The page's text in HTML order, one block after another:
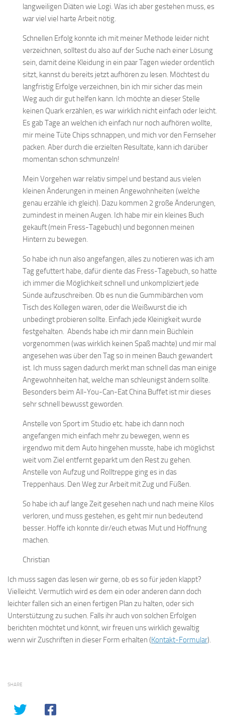
langweiligen Diäten wie Logi. Was ich aber gestehen muss, es
war viel viel harte Arbeit nötig.
Schnellen Erfolg konnte ich mit meiner Methode leider nicht
verzeichnen, solltest du also auf der Suche nach einer Lösung
sein, damit deine Kleidung in ein paar Tagen wieder ordentlich
sitzt, kannst du bereits jetzt aufhören zu lesen. Möchtest du
langfristig Erfolge verzeichnen, bin ich mir sicher das mein
Weg auch dir gut helfen kann. Ich möchte an dieser Stelle
keinen Quark erzählen, es war wirklich nicht einfach oder leicht.
Es gab Tage an welchen ich einfach nur noch aufhören wollte,
mir meine Tüte Chips schnappen, und mich vor den Fernseher
packen. Aber durch die erzielten Resultate, kann ich darüber
momentan schon schmunzeln!
Mein Vorgehen war relativ simpel und bestand aus vielen
kleinen Änderungen in meinen Angewohnheiten (welche
genau erzähle ich gleich). Dazu kommen 2 große Änderungen,
zumindest in meinen Augen. Ich habe mir ein kleines Buch
gekauft (mein Fress-Tagebuch) und begonnen meinen
Hintern zu bewegen.
So habe ich nun also angefangen, alles zu notieren was ich am
Tag gefuttert habe, dafür diente das Fress-Tagebuch, so hatte
ich immer die Möglichkeit schnell und unkompliziert jede
Sünde aufzuschreiben. Ob es nun die Gummibärchen vom
Tisch des Kollegen waren, oder die Weißwurst die ich
unbedingt probieren sollte. Einfach jede Kleinigkeit wurde
festgehalten. Abends habe ich mir dann mein Büchlein
vorgenommen (was wirklich keinen Spaß machte) und mir mal
angesehen was über den Tag so in meinen Bauch gewandert
ist. Ich muss sagen dadurch merkt man schnell das man einige
Angewohnheiten hat, welche man schleunigst ändern sollte.
Besonders beim All-You-Can-Eat China Buffet ist mir dieses
sehr schnell bewusst geworden.
Anstelle von Sport im Studio etc. habe ich dann noch
angefangen mich einfach mehr zu bewegen, wenn es
irgendwo mit dem Auto hingehen musste, habe ich möglichst
weit vom Ziel entfernt geparkt um den Rest zu gehen.
Anstelle von Aufzug und Rolltreppe ging es in das
Treppenhaus. Den Weg zur Arbeit mit Zug und Füßen.
So habe ich auf lange Zeit gesehen nach und nach meine Kilos
verloren, und muss gestehen, es geht mir nun bedeutend
besser. Hoffe ich konnte dir/euch etwas Mut und Hoffnung
machen.
Christian
Ich muss sagen das lesen wir gerne, ob es so für jeden klappt?
Vielleicht. Vermutlich wird es dem ein oder anderen dann doch
leichter fallen sich an einen fertigen Plan zu halten, oder sich
Unterstützung zu suchen. Falls ihr auch von solchen Erfolgen
berichten möchtet und könnt, wir freuen uns wirklich gewaltig
wenn wir Zuschriften in dieser Form erhalten (Kontakt-Formular).
SHARE